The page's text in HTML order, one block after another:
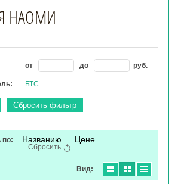
НАОМИ
от до руб.
БТС
Сбросить фильтр
по: Названию Цене
Сбросить
Вид: